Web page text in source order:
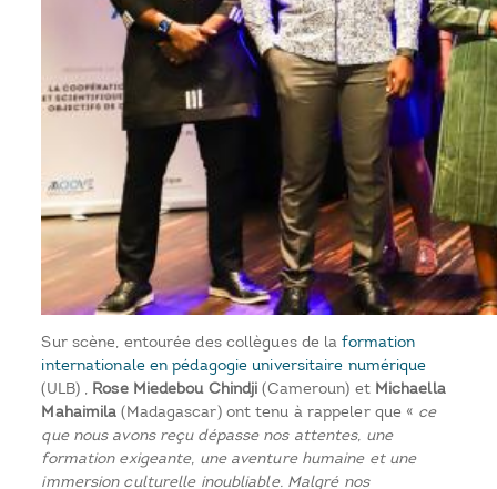
Sur scène, entourée des collègues de laformation
internationale en pédagogie universitaire numérique
(ULB) , Rose Miedebou Chindji (Cameroun) et Michaella
Mahaimila (Madagascar) ont tenu à rappeler que « ce
que nous avons reçu dépasse nos attentes, une
formation exigeante, une aventure humaine et une
immersion culturelle inoubliable. Malgré nos